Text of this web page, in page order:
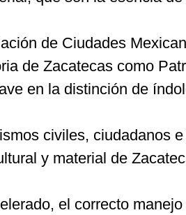
de Ciudades
de Zacatecas como
en la distinción de
civiles, ciudadanos
y material de
el correcto